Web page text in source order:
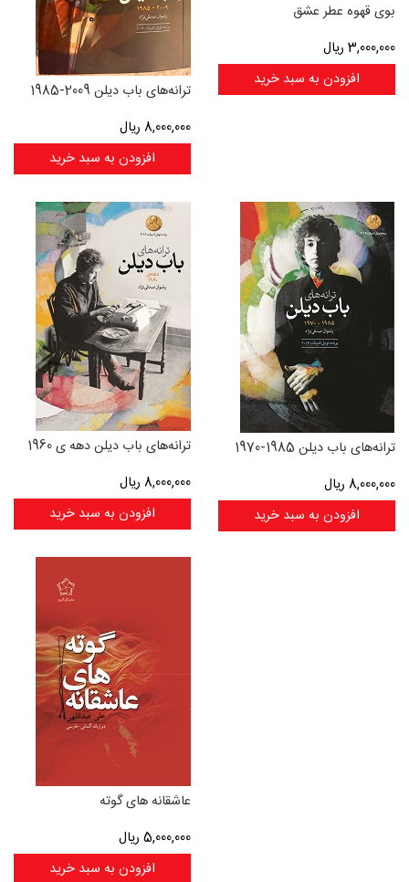
بوی قهوه عطر عشق
3,000,000 ریال
افزودن به سبد خرید
ترانه‌های باب دیلن 2009-1985
8,000,000 ریال
افزودن به سبد خرید
ترانه‌های باب دیلن 1985-1970
8,000,000 ریال
افزودن به سبد خرید
ترانه‌های باب دیلن دهه ی 1960
8,000,000 ریال
افزودن به سبد خرید
عاشقانه های گوته
5,000,000 ریال
افزودن به سبد خرید